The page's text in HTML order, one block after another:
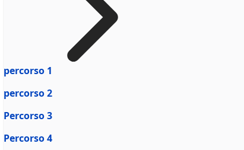
percorso 1
percorso 2
Percorso 3
Percorso 4